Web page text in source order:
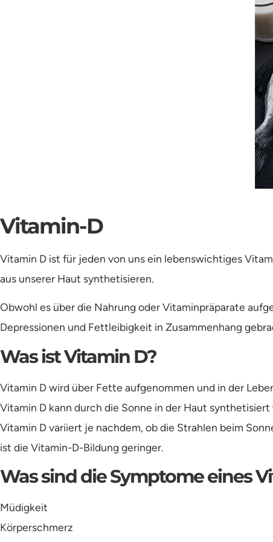
Vitamin-D
Vitamin D ist für jeden von uns ein lebenswichtiges
aus unserer Haut synthetisieren.
Obwohl es über die Nahrung oder Vitaminpräparate
Depressionen und Fettleibigkeit in Zusammenhang
Was ist Vitamin D?
Vitamin D wird über Fette aufgenommen und in der
Vitamin D kann durch die Sonne in der Haut synthetisiert
Vitamin D variiert je nachdem, ob die Strahlen beim
ist die Vitamin-D-Bildung geringer.
Was sind die Symptome eines
Müdigkeit
Körperschmerz